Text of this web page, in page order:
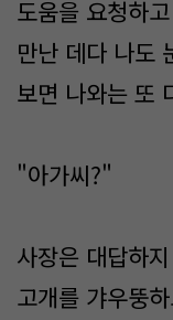
도움을 요청하
만난 데다 나도
보면 나와는 또
"아가씨?"
사장은 대답하
고개를 갸우뚱